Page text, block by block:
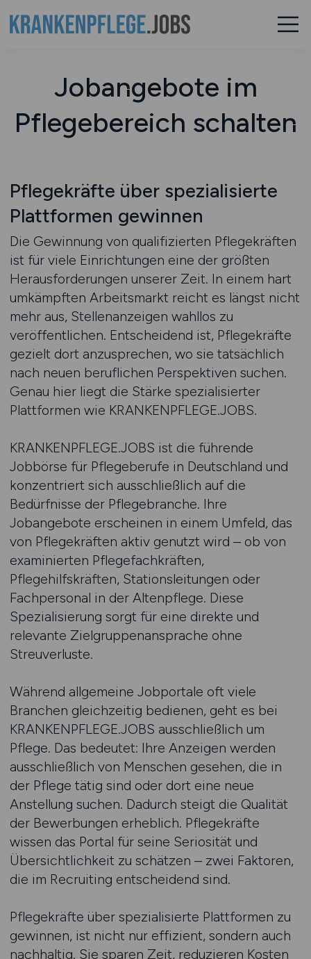
Jobangebote im
Pflegebereich schalten
Pflegekräfte über spezialisierte
Plattformen gewinnen
Die Gewinnung von qualifizierten Pflegekräften
ist für viele Einrichtungen eine der größten
Herausforderungen unserer Zeit. In einem hart
umkämpften Arbeitsmarkt reicht es längst nicht
mehr aus, Stellenanzeigen wahllos zu
veröffentlichen. Entscheidend ist, Pflegekräfte
gezielt dort anzusprechen, wo sie tatsächlich
nach neuen beruflichen Perspektiven suchen.
Genau hier liegt die Stärke spezialisierter
Plattformen wie KRANKENPFLEGE.JOBS.
KRANKENPFLEGE.JOBS ist die führende
Jobbörse für Pflegeberufe in Deutschland und
konzentriert sich ausschließlich auf die
Bedürfnisse der Pflegebranche. Ihre
Jobangebote erscheinen in einem Umfeld, das
von Pflegekräften aktiv genutzt wird – ob von
examinierten Pflegefachkräften,
Pflegehilfskräften, Stationsleitungen oder
Fachpersonal in der Altenpflege. Diese
Spezialisierung sorgt für eine direkte und
relevante Zielgruppenansprache ohne
Streuverluste.
Während allgemeine Jobportale oft viele
Branchen gleichzeitig bedienen, geht es bei
KRANKENPFLEGE.JOBS ausschließlich um
Pflege. Das bedeutet: Ihre Anzeigen werden
ausschließlich von Menschen gesehen, die in
der Pflege tätig sind oder dort eine neue
Anstellung suchen. Dadurch steigt die Qualität
der Bewerbungen erheblich. Pflegekräfte
wissen das Portal für seine Seriosität und
Übersichtlichkeit zu schätzen – zwei Faktoren,
die im Recruiting entscheidend sind.
Pflegekräfte über spezialisierte Plattformen zu
gewinnen, ist nicht nur effizient, sondern auch
nachhaltig. Sie sparen Zeit, reduzieren Kosten